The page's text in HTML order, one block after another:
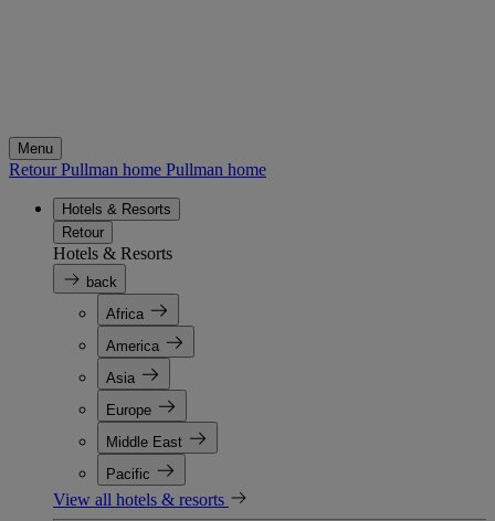
Menu
Retour Pullman home Pullman home
Hotels & Resorts
Retour
Hotels & Resorts
back
Africa
America
Asia
Europe
Middle East
Pacific
View all hotels & resorts